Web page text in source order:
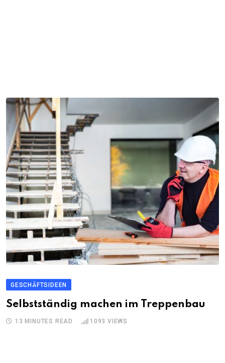
GESCHÄFTSIDEEN
Selbstständig machen im Treppenbau
13 MINUTES READ 1093 VIEWS